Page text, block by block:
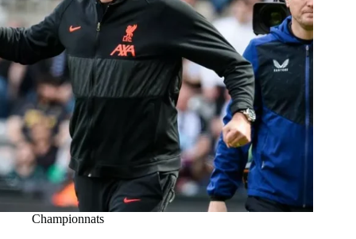
Championnats